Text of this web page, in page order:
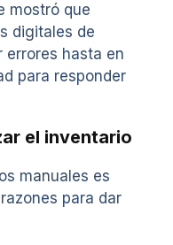
mostró que
digitales de
errores hasta en
para responder
el inventario
manuales es
para dar